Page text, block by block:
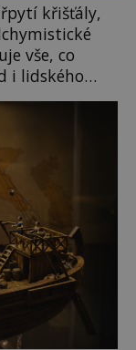
křišťály,
vše, co
i lidského
slavné sbírky
Kdo
ještě někde